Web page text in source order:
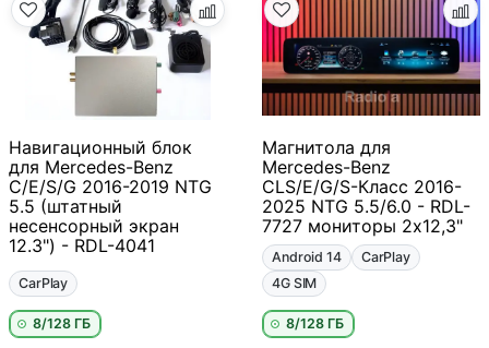
Навигационный блок
для Mercedes-Benz
C/E/S/G 2016-2019 NTG
5.5 (штатный
несенсорный экран
12.3") - RDL-4041
CarPlay
8/128 ГБ
Магнитола для
Mercedes-Benz
CLS/E/G/S-Класс 2016-
2025 NTG 5.5/6.0 - RDL-
7727 мониторы 2х12,3"
Android 14
CarPlay
4G SIM
8/128 ГБ